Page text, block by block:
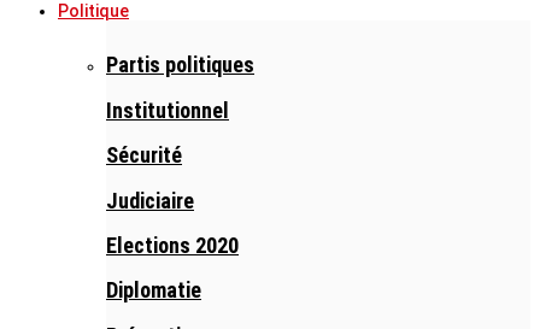
Politique
Partis politiques
Institutionnel
Sécurité
Judiciaire
Elections 2020
Diplomatie